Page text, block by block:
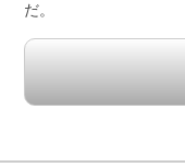
だ。